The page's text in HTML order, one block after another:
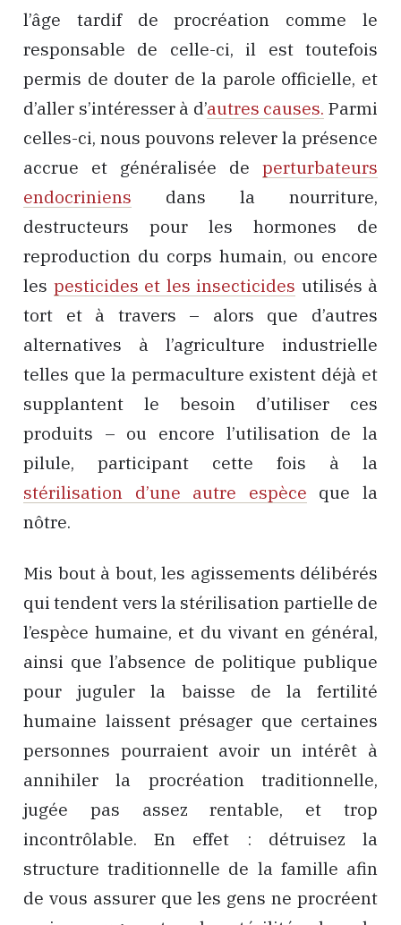
l’âge tardif de procréation comme le
responsable de celle-ci, il est toutefois
permis de douter de la parole officielle, et
d’aller s’intéresser à d’autres causes. Parmi
celles-ci, nous pouvons relever la présence
accrue et généralisée de perturbateurs
endocriniens dans la nourriture,
destructeurs pour les hormones de
reproduction du corps humain, ou encore
les pesticides et les insecticides utilisés à
tort et à travers – alors que d’autres
alternatives à l’agriculture industrielle
telles que la permaculture existent déjà et
supplantent le besoin d’utiliser ces
produits – ou encore l’utilisation de la
pilule, participant cette fois à la
stérilisation d’une autre espèce que la
nôtre.
Mis bout à bout, les agissements délibérés
qui tendent vers la stérilisation partielle de
l’espèce humaine, et du vivant en général,
ainsi que l’absence de politique publique
pour juguler la baisse de la fertilité
humaine laissent présager que certaines
personnes pourraient avoir un intérêt à
annihiler la procréation traditionnelle,
jugée pas assez rentable, et trop
incontrôlable. En effet : détruisez la
structure traditionnelle de la famille afin
de vous assurer que les gens ne procréent